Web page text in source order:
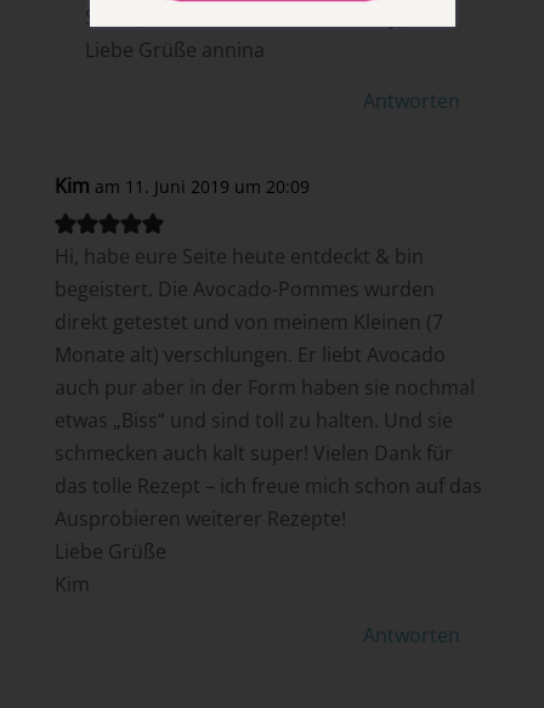
Seite (auf dem Tablett oder Handy)?! 🙂
Liebe Grüße annina
Antworten
Kim am 11. Juni 2019 um 20:09
Hi, habe eure Seite heute entdeckt & bin
begeistert. Die Avocado-Pommes wurden
direkt getestet und von meinem Kleinen (7
Monate alt) verschlungen. Er liebt Avocado
auch pur aber in der Form haben sie nochmal
etwas „Biss“ und sind toll zu halten. Und sie
schmecken auch kalt super! Vielen Dank für
das tolle Rezept – ich freue mich schon auf das
Ausprobieren weiterer Rezepte!
Liebe Grüße
Kim
Antworten